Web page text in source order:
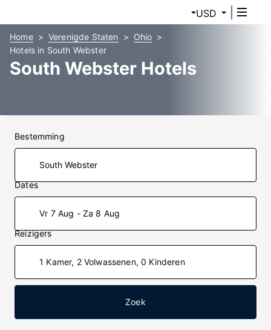
USD
Home Verenigde Staten
Ohio
Hotels in South Webster
South Webster Hotels
Bestemming
Dates
Vr 7 Aug - Za 8 Aug
Reizigers
1 Kamer, 2 Volwassenen, 0 Kinderen
Zoek